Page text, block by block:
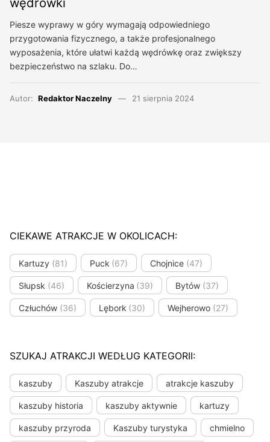
Piesze wyprawy w góry wymagają odpowiedniego
przygotowania fizycznego, a także profesjonalnego
wyposażenia, które ułatwi każdą wędrówkę oraz zwiększy
bezpieczeństwo na szlaku. Do…
Autor: Redaktor Naczelny 21 sierpnia 2024
CIEKAWE ATRAKCJE W OKOLICACH:
Kartuzy (81) Puck (67) Chojnice (47)
Słupsk (46) Kościerzyna (39) Bytów (37)
Człuchów (36) Lębork (30) Wejherowo (27)
SZUKAJ ATRAKCJI WEDŁUG KATEGORII:
kaszuby Kaszuby atrakcje atrakcje kaszuby
kaszuby historia kaszuby aktywnie kartuzy
kaszuby przyroda Kaszuby turystyka chmielno